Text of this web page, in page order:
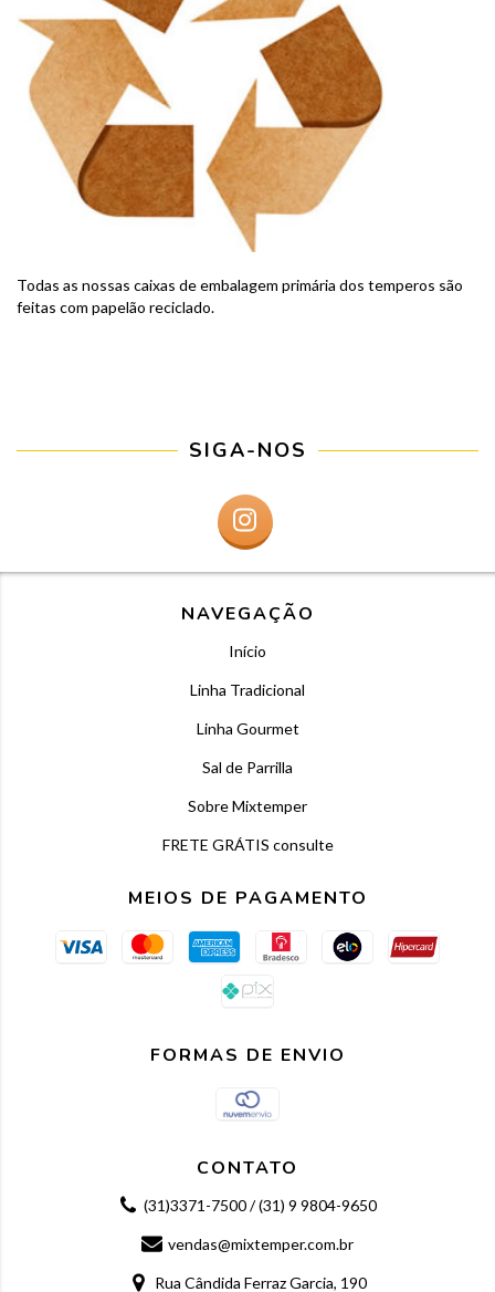
Todas as nossas caixas de embalagem primária dos temperos são
feitas com papelão reciclado.
SIGA-NOS
NAVEGAÇÃO
Início
Linha Tradicional
Linha Gourmet
Sal de Parrilla
Sobre Mixtemper
FRETE GRÁTIS consulte
MEIOS DE PAGAMENTO
FORMAS DE ENVIO
CONTATO
(31)3371-7500 / (31) 9 9804-9650
vendas@mixtemper.com.br
Rua Cândida Ferraz Garcia, 190